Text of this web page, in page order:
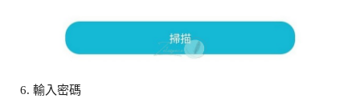
輸入密碼